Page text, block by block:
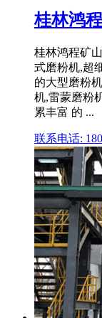
桂林鸿
桂林鸿程矿
式磨粉机,超
的大型磨粉
机,雷蒙磨粉
累丰富 的 ...
联系电话: